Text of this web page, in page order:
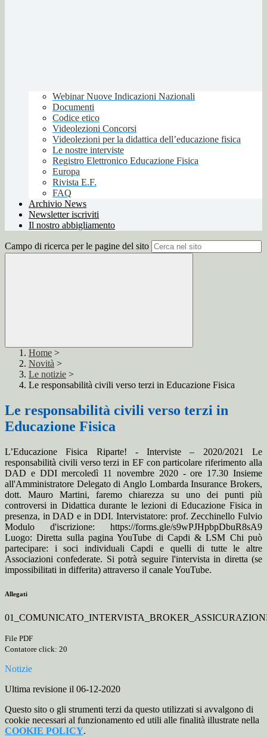
Webinar Nuove Indicazioni Nazionali
Documenti
Codice etico
Videolezioni Concorsi
Videolezioni per la didattica dell’educazione fisica
Le nostre interviste
Registro Elettronico Educazione Fisica
Europa
Rivista E.F.
FAQ
Archivio News
Newsletter iscriviti
Il nostro abbigliamento
Campo di ricerca per le pagine del sito
Home >
Novità >
Le notizie >
Le responsabilità civili verso terzi in Educazione Fisica
Le responsabilità civili verso terzi in
Educazione Fisica
L’Educazione Fisica Riparte! - Interviste – 2020/2021 Le
responsabilità civili verso terzi in EF con particolare riferimento alla
DAD e DDI mercoledì 11 novembre 2020 - ore 17.30 Insieme
all'Amministratore Delegato di Anglo Lombarda Insurance Brokers,
dott. Mauro Martini, faremo chiarezza su uno dei punti più
controversi in Didattica durante le lezioni di Educazione Fisica in
presenza, in DAD e in DDI. Intervistatore: prof. Zecchinello Fulvio
Modulo d'iscrizione: https://forms.gle/s9wPJHpbpDbuR8sA9
Luogo: Diretta sulla pagina YouTube di Capdi & LSM Chi può
partecipare: i soci individuali Capdi e quelli di tutte le altre
Associazioni confederate. Si potrà seguire l'intervista in diretta (se
impossibilitati in differita) attraverso il canale YouTube.
Allegati
File PDF
Contatore click: 20
Notizie
Ultima revisione il 06-12-2020
Questo sito o gli strumenti terzi da questo utilizzati si avvalgono di
cookie necessari al funzionamento ed utili alle finalità illustrate nella
COOKIE POLICY.